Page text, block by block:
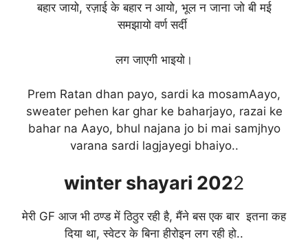
बहार जायो, रज़ाई के बहार न आयो, भूल न जाना जो बी मई
समझायो वर्ण सर्दी
लग जाएगी भाइयो।
Prem Ratan dhan payo, sardi ka mosamAayo,
sweater pehen kar ghar ke baharjayo, razai ke
bahar na Aayo, bhul najana jo bi mai samjhyo
varana sardi lagjayegi bhaiyo..
winter shayari 2022
मेरी GF आज भी ठण्ड में ठिठुर रही है, मैंने बस एक बार इतना कह
दिया था, स्वेटर के बिना हीरोइन लग रही हो..